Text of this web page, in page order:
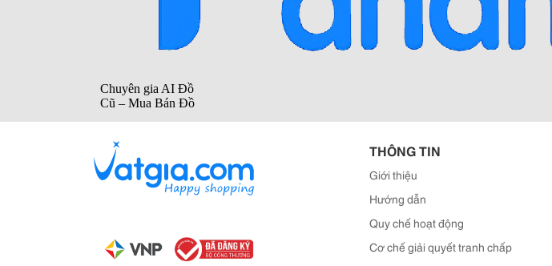
THÔNG TIN
Giới thiệu
Hướng dẫn
Quy chế hoạt động
Cơ chế giải quyết tranh chấp